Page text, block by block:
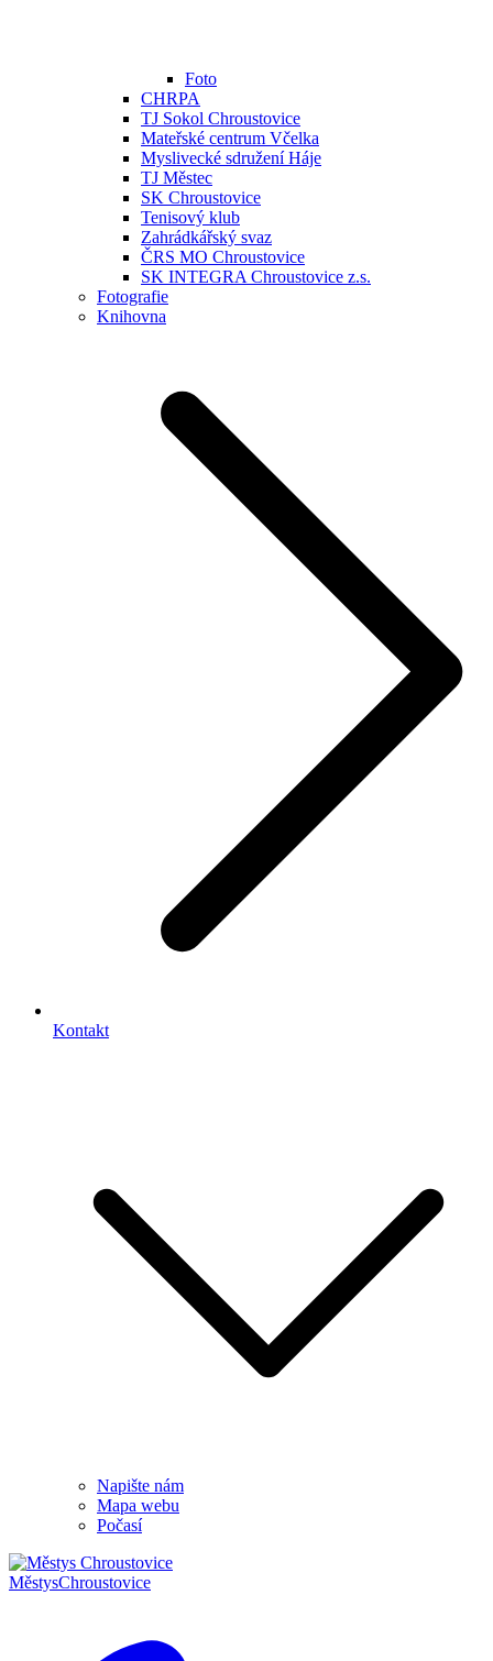
Foto
CHRPA
TJ Sokol Chroustovice
Mateřské centrum Včelka
Myslivecké sdružení Háje
TJ Městec
SK Chroustovice
Tenisový klub
Zahrádkářský svaz
ČRS MO Chroustovice
SK INTEGRA Chroustovice z.s.
Fotografie
Knihovna
Kontakt
Napište nám
Mapa webu
Počasí
MěstysChroustovice